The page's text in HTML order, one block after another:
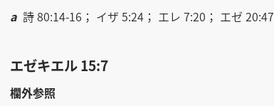
a 詩 80:14-16； イザ 5:24； エレ 7:20； エゼ 20:47
エゼキエル 15:7
欄外参照